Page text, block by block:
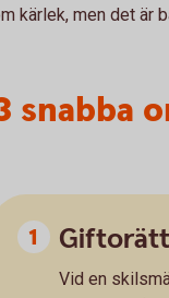
kärlek, men det är
snabba
Giftorätt
Vid en